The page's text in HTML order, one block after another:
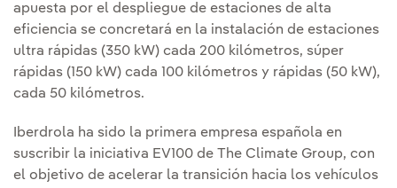
apuesta por el despliegue de estaciones de alta
eficiencia se concretará en la instalación de estaciones
ultra rápidas (350 kW) cada 200 kilómetros, súper
rápidas (150 kW) cada 100 kilómetros y rápidas (50 kW),
cada 50 kilómetros.
Iberdrola ha sido la primera empresa española en
suscribir la iniciativa EV100 de The Climate Group, con
el objetivo de acelerar la transición hacia los vehículos